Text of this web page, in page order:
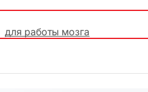
для работы мозга